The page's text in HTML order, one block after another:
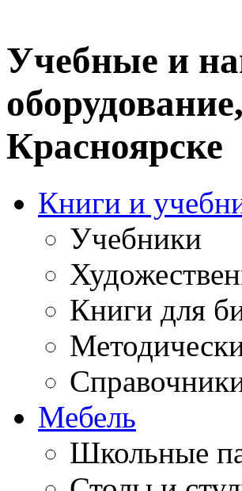
Учебные и
Красноярске
Книги и
Учебники
Книги для
Мебель
Школьные